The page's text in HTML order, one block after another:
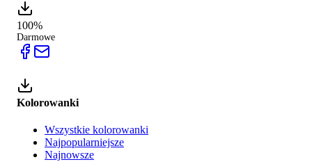
100%
Darmowe
Kolorowanki
Wszystkie kolorowanki
Najpopularniejsze
Najnowsze